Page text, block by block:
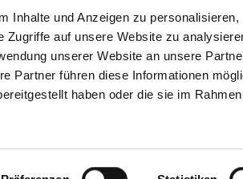
Inhalte und Anzeigen zu
Zugriffe auf unsere Website zu
unserer Website an unsere
Partner führen diese Informationen
haben oder die sie im
Kontaktformular.
* Alle Preise inkl. gesetzl.
§ 25a UStG ohne Ausweis der
Made with love in